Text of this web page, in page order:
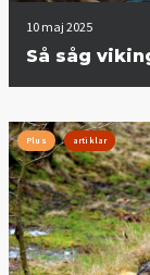
10 maj 2025
Så såg
Plus artiklar